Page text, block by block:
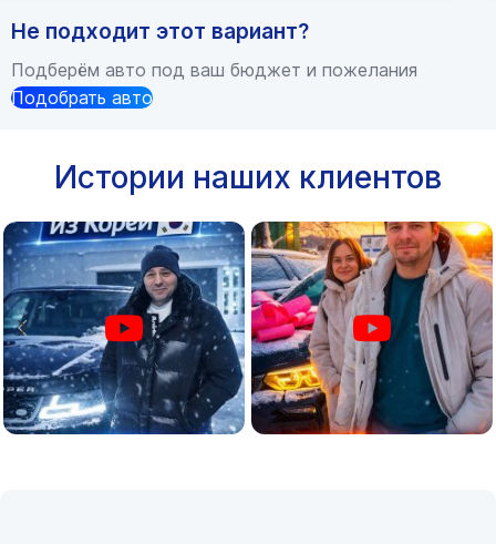
Не подходит этот вариант?
Подберём авто под ваш бюджет и пожелания
Подобрать авто
Истории наших клиентов